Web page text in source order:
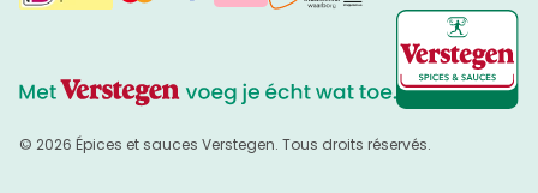
© 2026 Épices et sauces Verstegen. Tous droits réservés.